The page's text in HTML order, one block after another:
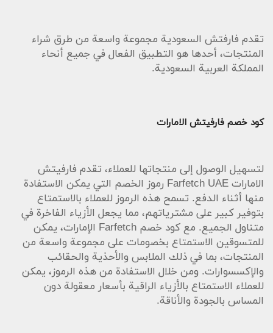
تقدم فارفتش السعودية مجموعة واسعة من طرق شراء
المنتجات، أحدها هو التطبيق الفعال في جميع أنحاء
المملكة العربية السعودية.
كود خصم فارفيتش الامارات
لتسهيل الوصول إلى منتجاتها للعملاء، تقدم فارفيتش
الامارات Farfetch UAE رموز الخصم التي يمكن الاستفادة
منها أثناء الدفع. تسمح هذه الرموز للعملاء بالاستمتاع
بتوفير كبير على مشترياتهم، مما يجعل الأزياء الفاخرة في
متناول الجميع. مع كود خصم Farfetch الإمارات، يمكن
للمتسوقين الاستمتاع بخصومات على مجموعة واسعة من
المنتجات، بما في ذلك الملابس والأحذية والحقائب
والإكسسوارات. ومن خلال الاستفادة من هذه الرموز، يمكن
للعملاء الاستمتاع بالأزياء الراقية بأسعار معقولة دون
المساس بالجودة والأناقة.